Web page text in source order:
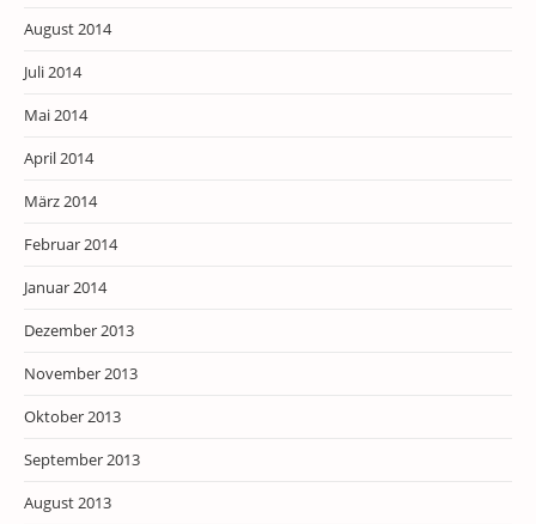
August 2014
Juli 2014
Mai 2014
April 2014
März 2014
Februar 2014
Januar 2014
Dezember 2013
November 2013
Oktober 2013
September 2013
August 2013